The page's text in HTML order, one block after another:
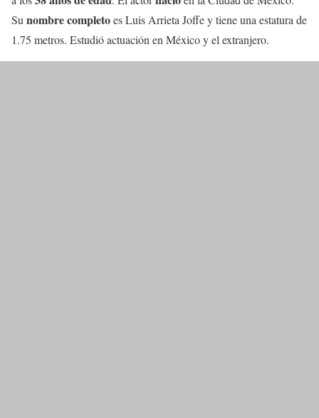
Su nombre completoes Luis Arrieta Joffe y tiene una estatura de
1.75 metros. Estudió actuación en México y el extranjero.